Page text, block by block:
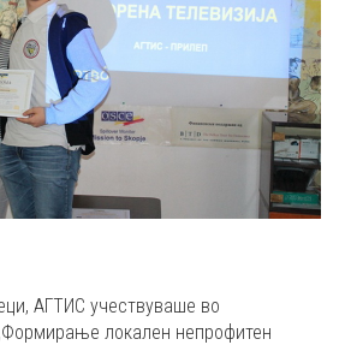
АГТИС учествуваше во
локален непрофитен